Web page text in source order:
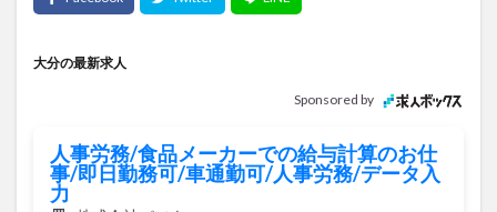
大分の最新求人
Sponsored by
人事労務/食品メーカーでの給与計算のお仕
事/即日勤務可/車通勤可/人事労務/データ入
力